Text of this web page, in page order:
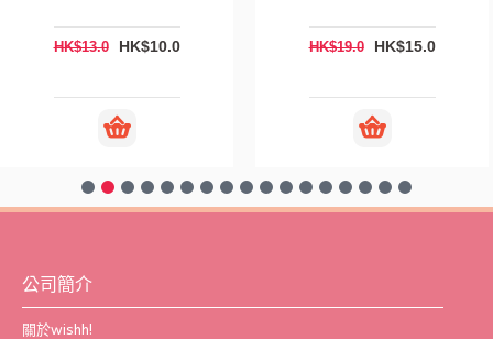
HK$13.0 HK$10.0 HK$19.0 HK$15.0
公司簡介
關於wishh!